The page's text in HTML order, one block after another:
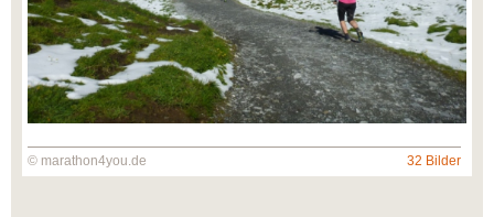
© marathon4you.de 32 Bilder